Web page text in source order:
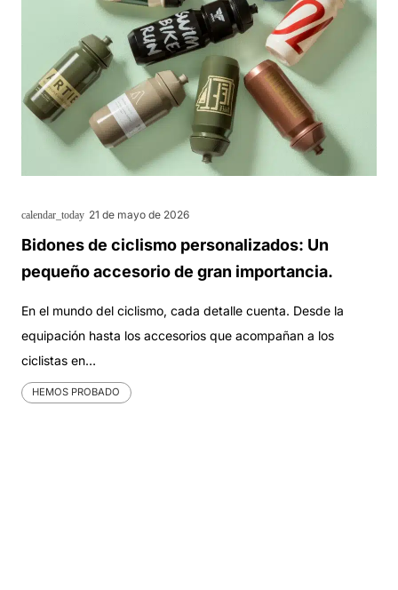
calendar_today 21 de mayo de 2026
Bidones de ciclismo personalizados: Un
pequeño accesorio de gran importancia.
En el mundo del ciclismo, cada detalle cuenta. Desde la
equipación hasta los accesorios que acompañan a los
ciclistas en…
HEMOS PROBADO